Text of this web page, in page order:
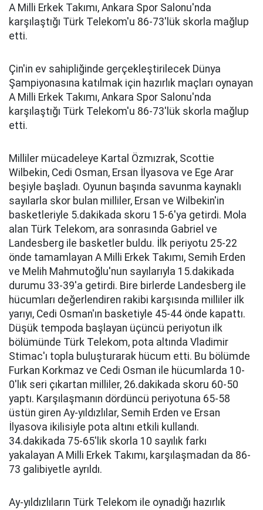
A Milli Erkek Takımı, Ankara Spor Salonu'nda
karşılaştığı Türk Telekom'u 86-73'lük skorla mağlup
etti.
Çin'in ev sahipliğinde gerçekleştirilecek Dünya
Şampiyonasına katılmak için hazırlık maçları oynayan
A Milli Erkek Takımı, Ankara Spor Salonu'nda
karşılaştığı Türk Telekom'u 86-73'lük skorla mağlup
etti.
Milliler mücadeleye Kartal Özmızrak, Scottie
Wilbekin, Cedi Osman, Ersan İlyasova ve Ege Arar
beşiyle başladı. Oyunun başında savunma kaynaklı
sayılarla skor bulan milliler, Ersan ve Wilbekin'in
basketleriyle 5.dakikada skoru 15-6'ya getirdi. Mola
alan Türk Telekom, ara sonrasında Gabriel ve
Landesberg ile basketler buldu. İlk periyotu 25-22
önde tamamlayan A Milli Erkek Takımı, Semih Erden
ve Melih Mahmutoğlu'nun sayılarıyla 15.dakikada
durumu 33-39'a getirdi. Bire birlerde Landesberg ile
hücumları değerlendiren rakibi karşısında milliler ilk
yarıyı, Cedi Osman'ın basketiyle 45-44 önde kapattı.
Düşük tempoda başlayan üçüncü periyotun ilk
bölümünde Türk Telekom, pota altında Vladimir
Stimac'ı topla buluşturarak hücum etti. Bu bölümde
Furkan Korkmaz ve Cedi Osman ile hücumlarda 10-
0'lık seri çıkartan milliler, 26.dakikada skoru 60-50
yaptı. Karşılaşmanın dördüncü periyotuna 65-58
üstün giren Ay-yıldızlılar, Semih Erden ve Ersan
İlyasova ikilisiyle pota altını etkili kullandı.
34.dakikada 75-65'lik skorla 10 sayılık farkı
yakalayan A Milli Erkek Takımı, karşılaşmadan da 86-
73 galibiyetle ayrıldı.
Ay-yıldızlıların Türk Telekom ile oynadığı hazırlık